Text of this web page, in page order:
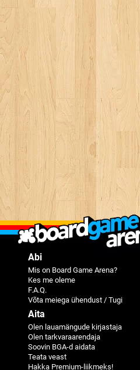
Abi
Mis on Board Game Arena?
Kes me oleme
F.A.Q.
Võta meiega ühendust / Tugi
Aita
Olen lauamängude kirjastaja
Olen tarkvaraarendaja
Soovin BGA-d aidata
Teata veast
Hakka Premium-liikmeks!